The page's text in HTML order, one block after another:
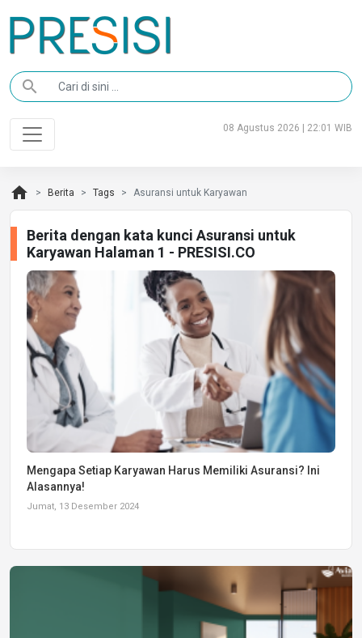
search
08 Agustus 2026 | 22:01 WIB
home Berita Tags Asuransi untuk Karyawan
Berita dengan kata kunci Asuransi untuk
Karyawan Halaman 1 - PRESISI.CO
Mengapa Setiap Karyawan Harus Memiliki Asuransi? Ini
Alasannya!
Jumat, 13 Desember 2024